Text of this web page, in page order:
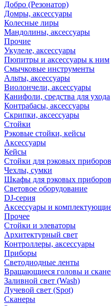
Добро (Резонатор)
Домры, аксессуары
Колесные лиры
Мандолины, аксессуары
Прочие
Укулеле, аксессуары
Пюпитры и аксессуары к ним
Смычковые инструменты
Альты, аксессуары
Виолончели, аксессуары
Канифоли, средства для ухода
Контрабасы, аксессуары
Скрипки, аксессуары
Стойки
Рэковые стойки, кейсы
Аксессуары
Кейсы
Стойки для рэковых приборов
Чехлы, сумки
Шкафы для рэковых приборов
Световое оборудование
DJ-серия
Аксессуары и
Прочее
Стойки и элеваторы
Архитектурный свет
Контроллеры, аксессуары
Приборы
Светодиодные ленты
Вращающиеся головы и
Заливной свет (Wash)
Лучевой свет (Spot)
Сканеры